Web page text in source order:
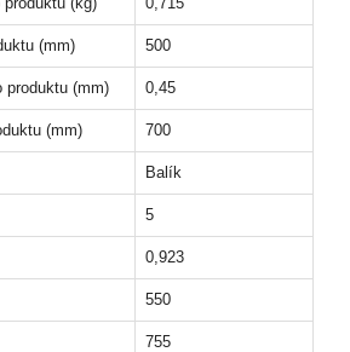
(mm) 500
produktu (mm) 0,45
(mm) 700
Balík
5
0,923
550
755